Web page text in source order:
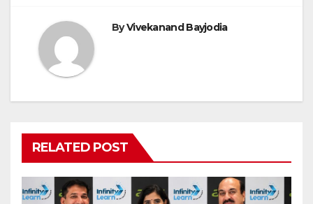
ByVivekanand Bayjodia
RELATED POST